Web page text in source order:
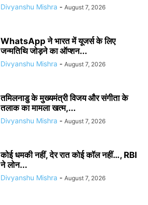
Divyanshu Mishra - August 7, 2026
WhatsApp ने भारत में यूजर्स के लिए
जन्मतिथि जोड़ने का ऑप्शन...
Divyanshu Mishra - August 7, 2026
तमिलनाडु के मुख्यमंत्री विजय और संगीता के
तलाक का मामला खत्म,...
Divyanshu Mishra - August 7, 2026
कोई धमकी नहीं, देर रात कोई कॉल नहीं…, RBI
ने लोन...
Divyanshu Mishra - August 7, 2026